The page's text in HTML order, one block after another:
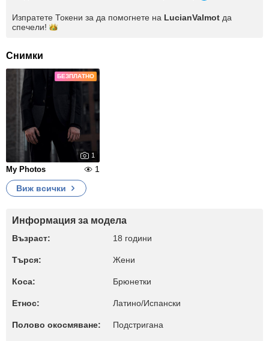
Изпратете Токени за да помогнете на LucianValmot да
спечели!
Снимки
БЕЗПЛАТНО
1
My Photos
1
Виж всички
Информация за модела
Възраст: 18 години
Търся: Жени
Коса: Брюнетки
Етнос: Латино/Испански
Полово окосмяване: Подстригана